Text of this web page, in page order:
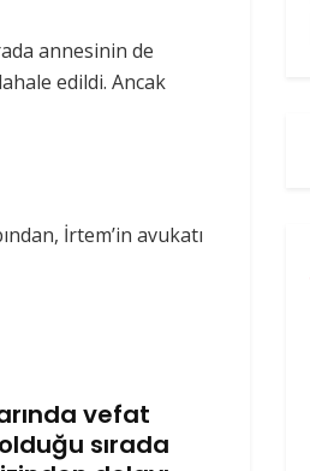
annesinin de
edildi. Ancak
İrtem’in avukatı
vefat
sırada